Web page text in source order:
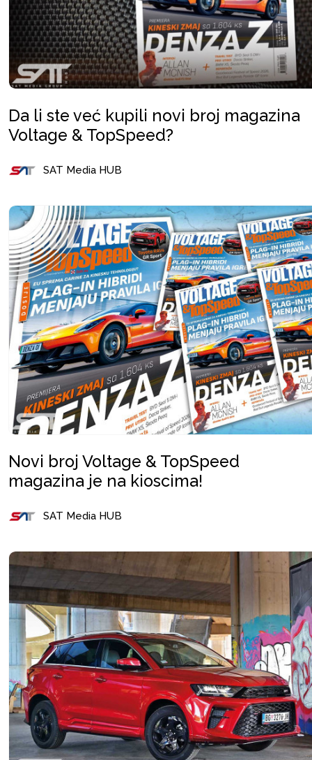
Da li ste već kupili novi broj magazina
Voltage & TopSpeed?
SAT Media HUB
Novi broj Voltage & TopSpeed
magazina je na kioscima!
SAT Media HUB